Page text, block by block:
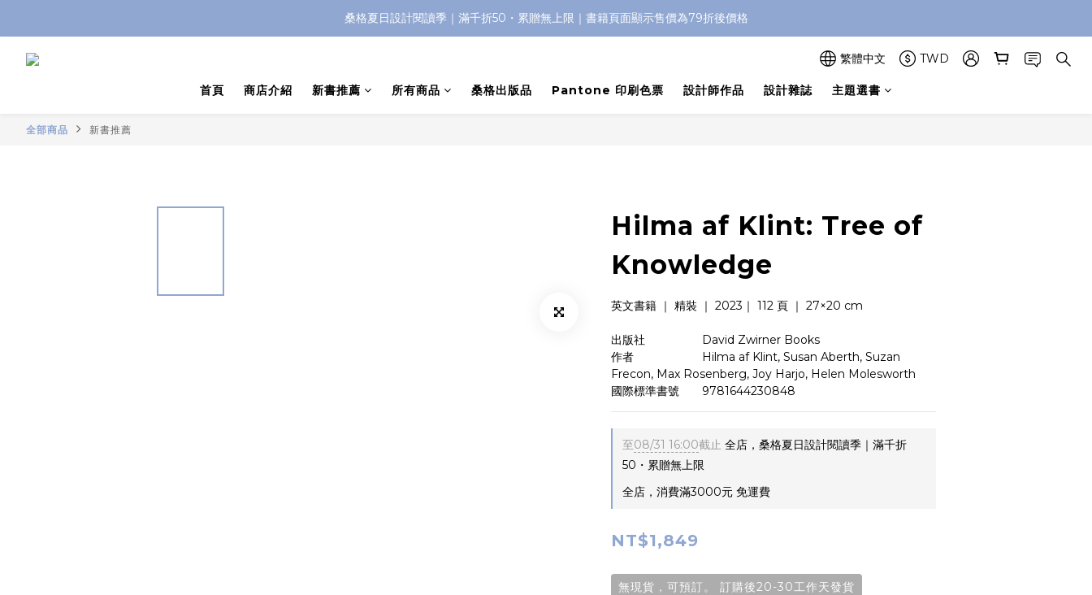
桑格夏日設計閱讀季｜滿千折50・累贈無上限｜書籍頁面顯示售價為79折後價格
繁體中文 TWD
首頁 商店介紹 新書推薦 所有商品 桑格出版品 Pantone 印刷色票 設計師作品 設計雜誌 主題選書
全部商品 新書推薦
Hilma af Klint: Tree of
Knowledge
英文書籍 ｜ 精裝 ｜ 2023｜ 112 頁 ｜ 27×20 cm
出版社　　   　    David Zwirner Books
作者　　　　       Hilma af Klint, Susan Aberth, Suzan
Frecon, Max Rosenberg, Joy Harjo, Helen Molesworth
國際標準書號       9781644230848
至08/31 16:00截止 全店，桑格夏日設計閱讀季｜滿千折
50・累贈無上限
全店，消費滿3000元 免運費
NT$1,849
無現貨，可預訂。 訂購後20-30工作天發貨